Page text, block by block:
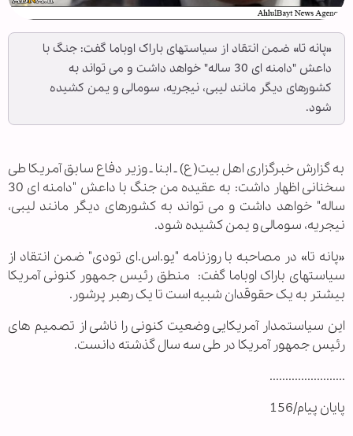
«پانه تا» ضمن انتقاد از سیاستهای باراک اوباما گفت: جنگ با
داعش "دامنه ای 30 ساله" خواهد داشت و می تواند به
کشورهای دیگر مانند لیبی، نیجریه، سومالی و یمن کشیده
شود.
به گزارش خبرگزاری اهل بیت(ع) ـ ابنا ـ وزیر دفاع سابق آمریکا طی
سخنانی اظهار داشت: به عقیده من جنگ با داعش "دامنه ای 30
ساله" خواهد داشت و می تواند به کشورهای دیگر مانند لیبی،
نیجریه، سومالی و یمن کشیده شود.
«پانه تا» در مصاحبه با روزنامه "یو.اس.ای تودی" ضمن انتقاد از
سیاستهای باراک اوباما گفت: منطق رئیس جمهور کنونی آمریکا
بیشتر به یک حقوقدان شبیه است تا یک رهبر پرشور.
این سیاستمدار آمریکایی وضعیت کنونی را ناشی از تصمیم های
رئیس جمهور آمریکا در طی سه سال گذشته دانست.
........................
پایان پیام/156